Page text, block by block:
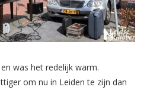
was het redelijk warm.
om nu in Leiden te zijn dan